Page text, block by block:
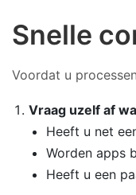
Snelle
Voordat u
Vraag uzelf af
Heeft u net
Worden apps
Heeft u een